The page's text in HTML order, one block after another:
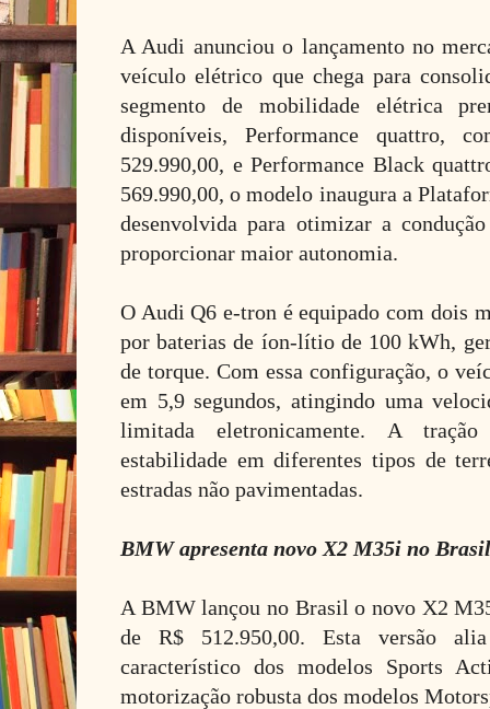
A Audi anunciou o lançamento no
veículo elétrico que chega para
segmento de mobilidade elétrica
disponíveis, Performance quattro,
529.990,00, e Performance Black
569.990,00, o modelo inaugura a
desenvolvida para otimizar a
proporcionar maior autonomia.
O Audi Q6 e-tron é equipado com dois
por baterias de íon-lítio de 100 kWh,
de torque. Com essa configuração, o
em 5,9 segundos, atingindo uma
limitada eletronicamente. A
estabilidade em diferentes tipos de
estradas não pavimentadas.
BMW apresenta novo X2 M35i no Brasil
A BMW lançou no Brasil o novo X2
de R$ 512.950,00. Esta versão
característico dos modelos Sports
motorização robusta dos modelos